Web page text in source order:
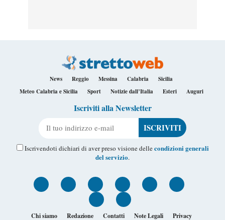
News Reggio Messina Calabria
Sicilia
Meteo Calabria e Sicilia
Sport Notizie dall’Italia Esteri Auguri
Iscriviti alla Newsletter
Iscrivendoti dichiari di aver preso visione dellecondizioni generali
del servizio.
Chi siamo Redazione Contatti Note Legali Privacy